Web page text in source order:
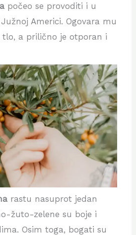
počeo se provoditi i u
Americi. Ogovara mu
a prilično je otporan i
rastu nasuprot jedan
žuto-zelene su boje i
Osim toga, bogati su